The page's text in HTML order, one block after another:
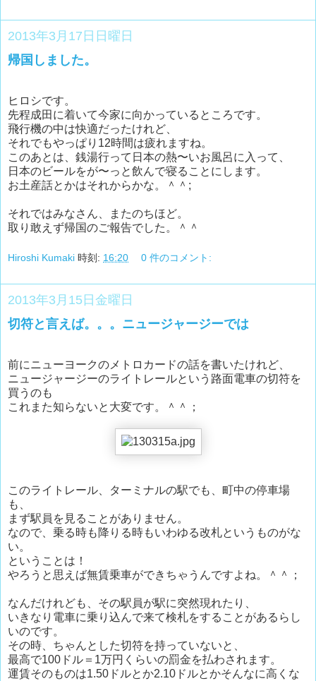
2013年3月17日日曜日
帰国しました。
ヒロシです。
先程成田に着いて今家に向かっているところです。
飛行機の中は快適だったけれど、
それでもやっぱり12時間は疲れますね。
このあとは、銭湯行って日本の熱〜いお風呂に入って、
日本のビールをが〜っと飲んで寝ることにします。
お土産話とかはそれからかな。＾＾;
それではみなさん、またのちほど。
取り敢えず帰国のご報告でした。＾＾
Hiroshi Kumaki 時刻: 16:20 0 件のコメント:
2013年3月15日金曜日
切符と言えば。。。ニュージャージーでは
前にニューヨークのメトロカードの話を書いたけれど、
ニュージャージーのライトレールという路面電車の切符を
買うのも
これまた知らないと大変です。＾＾；
このライトレール、ターミナルの駅でも、町中の停車場
も、
まず駅員を見ることがありません。
なので、乗る時も降りる時もいわゆる改札というものがな
い。
ということは！
やろうと思えば無賃乗車ができちゃうんですよね。＾＾；
なんだけれども、その駅員が駅に突然現れたり、
いきなり電車に乗り込んで来て検札をすることがあるらし
いのです。
その時、ちゃんとした切符を持っていないと、
最高で100ドル＝1万円くらいの罰金を払わされます。
運賃そのものは1.50ドルとか2.10ドルとかそんなに高くな